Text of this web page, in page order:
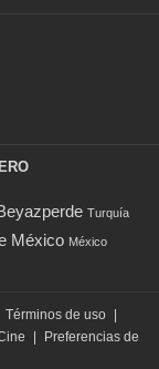
Turquía
México México
Términos de uso |
|
Preferencias de